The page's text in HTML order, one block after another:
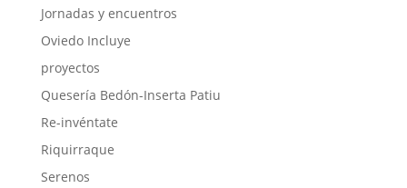
Jornadas y encuentros
Oviedo Incluye
proyectos
Quesería Bedón-Inserta Patiu
Re-invéntate
Riquirraque
Serenos